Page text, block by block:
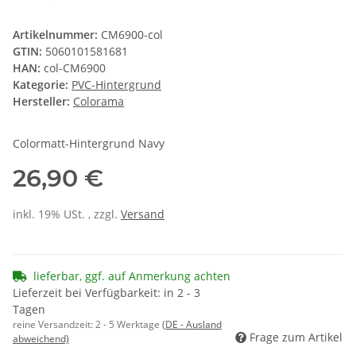
Artikelnummer: CM6900-col
GTIN: 5060101581681
HAN: col-CM6900
Kategorie: PVC-Hintergrund
Hersteller: Colorama
Colormatt-Hintergrund Navy
26,90 €
inkl. 19% USt. , zzgl. Versand
lieferbar, ggf. auf Anmerkung achten
Lieferzeit bei Verfügbarkeit: in 2 - 3
Tagen
reine Versandzeit:2 - 5 Werktage (DE - Ausland
abweichend)
Frage zum Artikel